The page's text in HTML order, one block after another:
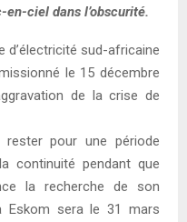
ciel dans l’obscurité.
d’électricité sud-africaine
le 15 décembre
de la crise de
pour une période
continuité pendant que
la recherche de son
Eskom sera le 31 mars